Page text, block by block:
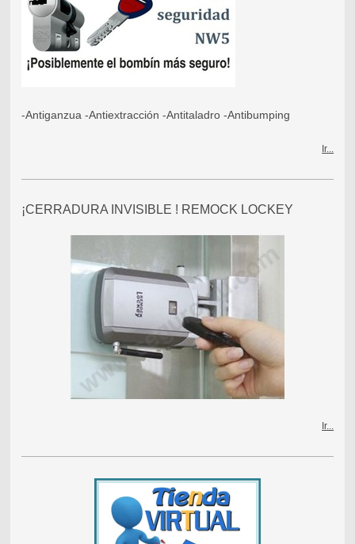
-Antiganzua -Antiextracción -Antitaladro -Antibumping
Ir...
¡CERRADURA INVISIBLE ! REMOCK LOCKEY
Ir...